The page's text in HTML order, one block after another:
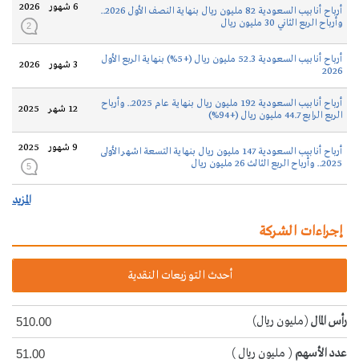
أرباح أنابيب السعودية 82 مليون ريال بنهاية النصف الأول 2026..
وأرباح الربع الثاني 30 مليون ريال
6 شهور 2026
2
أرباح أنابيب السعودية 52.3 مليون ريال (+5%) بنهاية الربع الأول
2026
3 شهور 2026
أرباح أنابيب السعودية 192 مليون ريال بنهاية عام 2025.. وأرباح
الربع الرابع 44.7 مليون ريال (+94%)
12 شهر 2025
أرباح أنابيب السعودية 147 مليون ريال بنهاية التسعة اشهر الأولى
2025.. وأرباح الربع الثالث 26 مليون ريال
9 شهور 2025
5
المزيد
إجراءات الشركة
أحدث التوزيعات النقدية
رأس المال (مليون ريال) 510.00
عدد الأسهم ( مليون ريال ) 51.00